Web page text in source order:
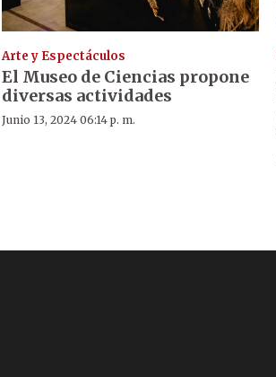
Arte y Espectáculos
El Museo de Ciencias propone
diversas actividades
Junio 13, 2024 06:14 p. m.